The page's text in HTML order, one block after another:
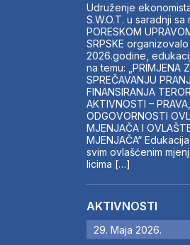
Udruženje
S.W.O.T. u saradnji
PORESKOM
SRPSKE
2026.godine,
na temu: „PRIMJENA
SPREČAVANJU
FINANSIRANJA
AKTIVNOSTI –
ODGOVORNOSTI
MJENJAČA I
MJENJAČA“
svim ovlašćenim
licima […]
AKTIVNOSTI
29. Maja 2026.